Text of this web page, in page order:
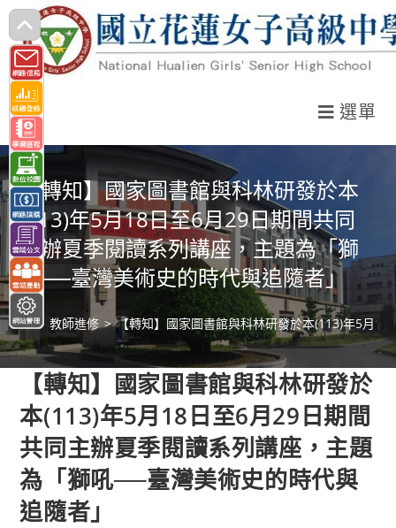
跳
轉
至
主
要
內
容
選單
【轉知】國家圖書館與科林研發於本
(113)年5月18日至6月29日期間共同
主辦夏季閱讀系列講座，主題為「獅
吼──臺灣美術史的時代與追隨者」
> 教師進修 > 【轉知】國家圖書館與科林研發於本(113)年5月
【轉知】國家圖書館與科林研發於
本(113)年5月18日至6月29日期間
共同主辦夏季閱讀系列講座，主題
為「獅吼──臺灣美術史的時代與
追隨者」